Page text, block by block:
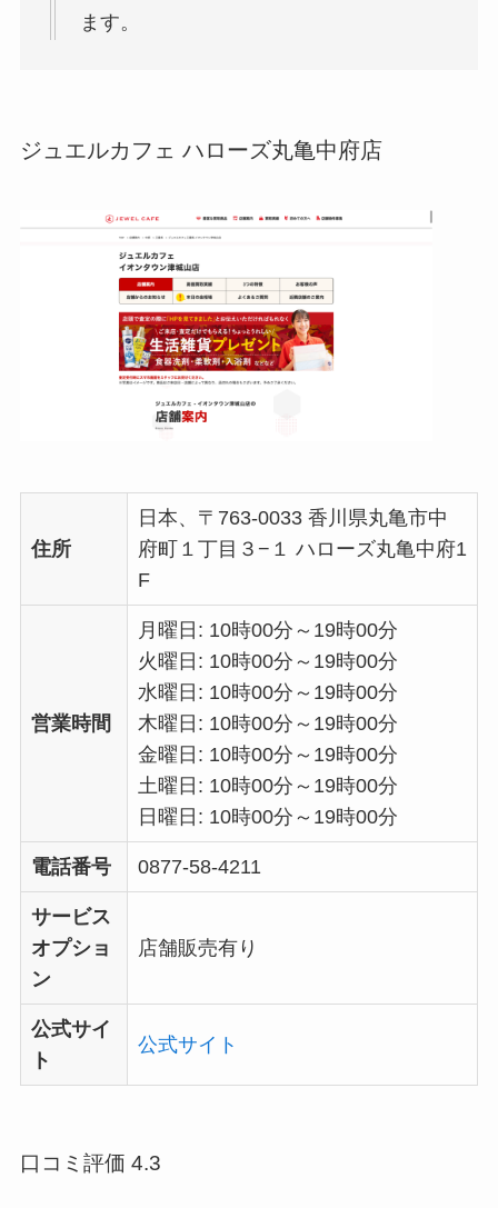
ます。
ジュエルカフェ ハローズ丸亀中府店
住所
日本、〒763-0033 香川県丸亀市中
府町１丁目３−１ ハローズ丸亀中府1
F
営業時間
月曜日: 10時00分～19時00分
火曜日: 10時00分～19時00分
水曜日: 10時00分～19時00分
木曜日: 10時00分～19時00分
金曜日: 10時00分～19時00分
土曜日: 10時00分～19時00分
日曜日: 10時00分～19時00分
電話番号 0877-58-4211
サービス
オプショ
ン
店舗販売有り
公式サイ
ト
公式サイト
口コミ評価 4.3